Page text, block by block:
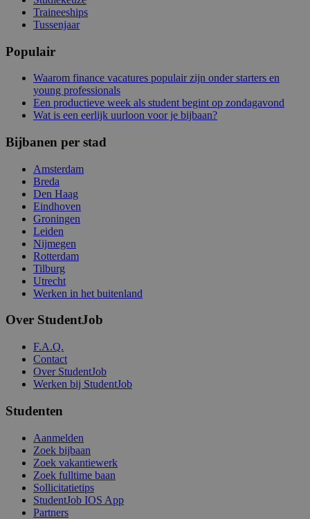
Traineeships
Tussenjaar
Populair
Waarom finance vacatures populair zijn onder starters en
young professionals
Een productieve week als student begint op zondagavond
Wat is een eerlijk uurloon voor je bijbaan?
Bijbanen per stad
Amsterdam
Breda
Den Haag
Eindhoven
Groningen
Leiden
Nijmegen
Rotterdam
Tilburg
Utrecht
Werken in het buitenland
Over StudentJob
F.A.Q.
Contact
Over StudentJob
Werken bij StudentJob
Studenten
Aanmelden
Zoek bijbaan
Zoek vakantiewerk
Zoek fulltime baan
Sollicitatietips
StudentJob IOS App
Partners